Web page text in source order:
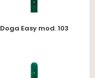
Doga Easy mod. 103